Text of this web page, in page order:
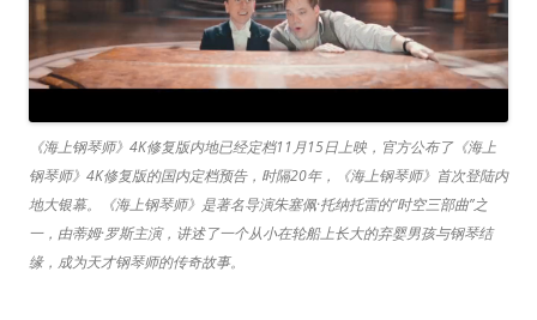
《海上钢琴师》4K修复版内地已经定档11月15日上映，官方公布了《海上
钢琴师》4K修复版的国内定档预告，时隔20年，《海上钢琴师》首次登陆内
地大银幕。《海上钢琴师》是著名导演朱塞佩·托纳托雷的“时空三部曲”之
一，由蒂姆·罗斯主演，讲述了一个从小在轮船上长大的弃婴男孩与钢琴结
缘，成为天才钢琴师的传奇故事。